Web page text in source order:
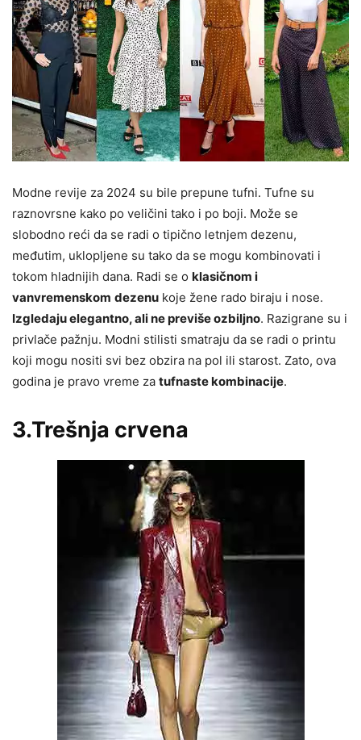
Modne revije za 2024 su bile prepune tufni. Tufne su
raznovrsne kako po veličini tako i po boji. Može se
slobodno reći da se radi o tipično letnjem dezenu,
međutim, uklopljene su tako da se mogu kombinovati i
tokom hladnijih dana. Radi se o klasičnom i
vanvremenskom dezenu koje žene rado biraju i nose.
Izgledaju elegantno, ali ne previše ozbiljno. Razigrane su i
privlače pažnju. Modni stilisti smatraju da se radi o printu
koji mogu nositi svi bez obzira na pol ili starost. Zato, ova
godina je pravo vreme za tufnaste kombinacije.
3.Trešnja crvena